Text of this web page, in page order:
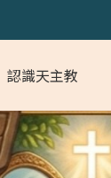
認識天主教